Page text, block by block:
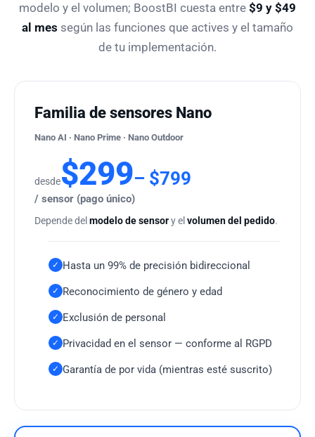
modelo y el volumen; BoostBI cuesta entre $9 y $49
al mes según las funciones que actives y el tamaño
de tu implementación.
Familia de sensores Nano
Nano AI · Nano Prime · Nano Outdoor
desde$299– $799
/ sensor (pago único)
Depende del modelo de sensory el volumen del pedido.
✓ Hasta un 99% de precisión bidireccional
✓ Reconocimiento de género y edad
✓ Exclusión de personal
✓ Privacidad en el sensor — conforme al RGPD
✓ Garantía de por vida (mientras esté suscrito)